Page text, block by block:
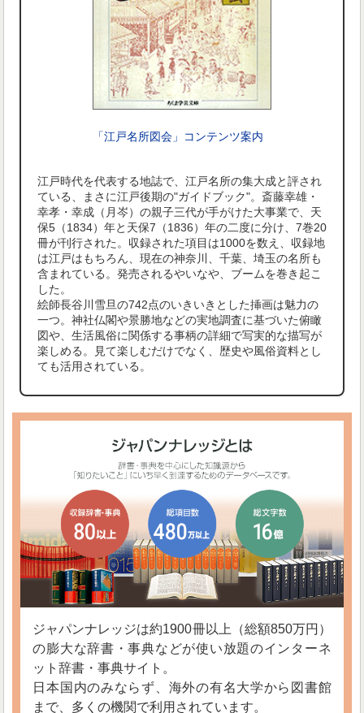
「江戸名所図会」コンテンツ案内
江戸時代を代表する地誌で、江戸名所の集大成と評され
ている、まさに江戸後期の"ガイドブック"。斎藤幸雄・
幸孝・幸成（月岑）の親子三代が手がけた大事業で、天
保5（1834）年と天保7（1836）年の二度に分け、7巻20
冊が刊行された。収録された項目は1000を数え、収録地
は江戸はもちろん、現在の神奈川、千葉、埼玉の名所も
含まれている。発売されるやいなや、ブームを巻き起こ
した。
絵師長谷川雪旦の742点のいきいきとした挿画は魅力の
一つ。神社仏閣や景勝地などの実地調査に基づいた俯瞰
図や、生活風俗に関係する事柄の詳細で写実的な描写が
楽しめる。見て楽しむだけでなく、歴史や風俗資料とし
ても活用されている。
ジャパンナレッジは約1900冊以上（総額850万円）
の膨大な辞書・事典などが使い放題のインターネ
ット辞書・事典サイト。
日本国内のみならず、海外の有名大学から図書館
まで、多くの機関で利用されています。